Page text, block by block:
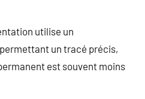
utilise un
un tracé précis,
est souvent moins